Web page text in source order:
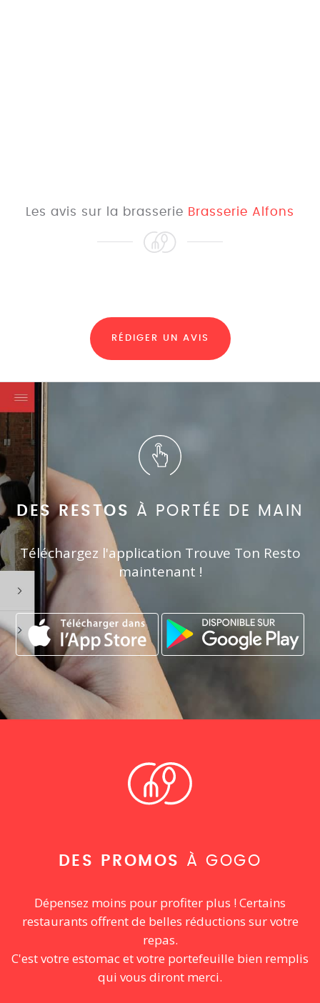
Les avis sur la brasserie Brasserie Alfons
RÉDIGER UN AVIS
DES RESTOS À PORTÉE DE MAIN
Téléchargez l'application Trouve Ton Resto
maintenant !
DES PROMOS À GOGO
Dépensez moins pour profiter plus ! Certains
restaurants offrent de belles réductions sur votre
repas.
C'est votre estomac et votre portefeuille bien remplis
qui vous diront merci.